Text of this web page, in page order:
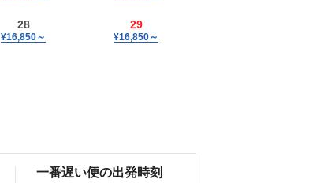
28
¥16,850～
29
¥16,850～
一番遅い便の出発時刻